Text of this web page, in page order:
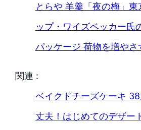
とらや 羊羹「夜の梅」東
ップ・ワイズベッカー氏
パッケージ 荷物を増や
関連 :
ベイクドチーズケーキ
丈夫！はじめてのデザー